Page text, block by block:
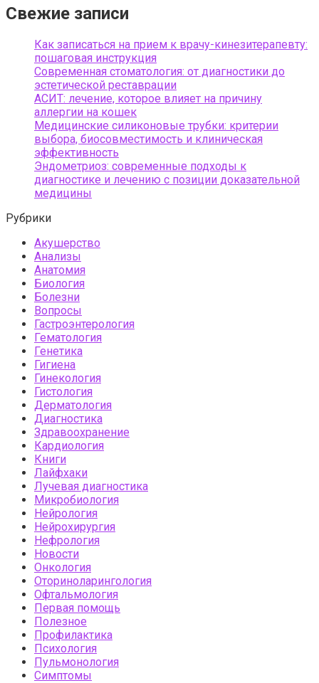
Свежие записи
Как записаться на прием к врачу-кинезитерапевту:
пошаговая инструкция
Современная стоматология: от диагностики до
эстетической реставрации
АСИТ: лечение, которое влияет на причину
аллергии на кошек
Медицинские силиконовые трубки: критерии
выбора, биосовместимость и клиническая
эффективность
Эндометриоз: современные подходы к
диагностике и лечению с позиции доказательной
медицины
Рубрики
Акушерство
Анализы
Анатомия
Биология
Болезни
Вопросы
Гастроэнтерология
Гематология
Генетика
Гигиена
Гинекология
Гистология
Дерматология
Диагностика
Здравоохранение
Кардиология
Книги
Лайфхаки
Лучевая диагностика
Микробиология
Нейрология
Нейрохирургия
Нефрология
Новости
Онкология
Оториноларингология
Офтальмология
Первая помощь
Полезное
Профилактика
Психология
Пульмонология
Симптомы